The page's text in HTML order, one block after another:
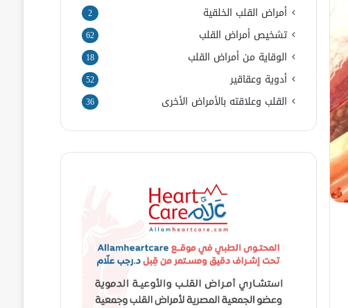
أمراض القلب الخلقية 2
تشخيص أمراض القلب 62
الوقاية من أمراض القلب 18
أدوية وعقاقير 52
القلب وعلاقته بالأمراض الأخرى 36